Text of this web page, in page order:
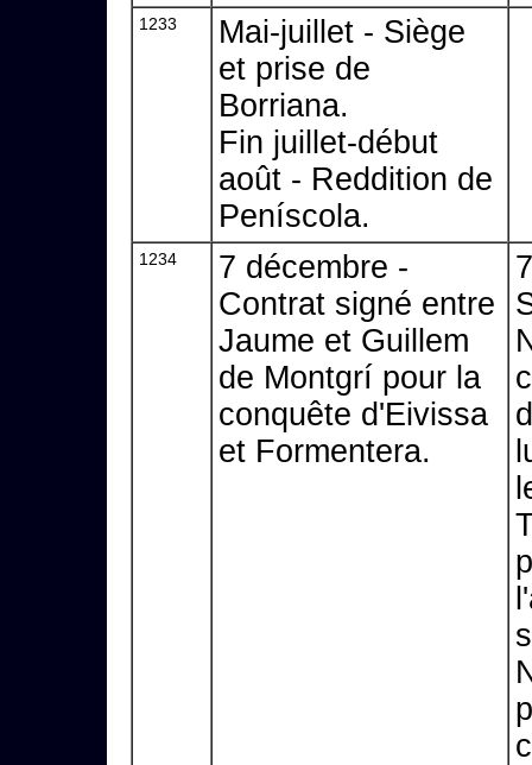
1233
Mai-juillet - Siège
et prise de
Borriana.
Fin juillet-début
août - Reddition de
Peníscola.
1234
7 décembre -
Contrat signé entre
Jaume et Guillem
de Montgrí pour la
conquête d'Eivissa
et Formentera.